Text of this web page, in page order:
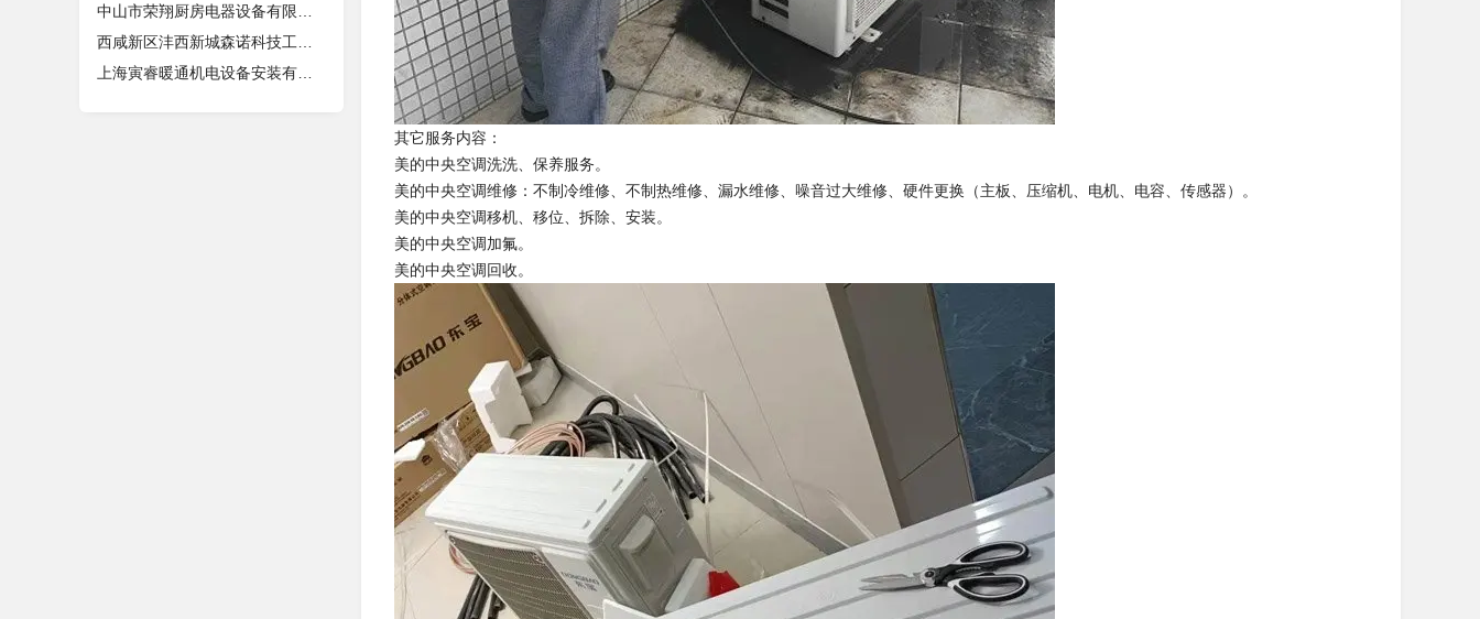
其它服务内容：
美的中央空调洗洗、保养服务。
美的中央空调维修：不制冷维修、不制热维修、漏水维修、噪音过大维修、硬件更换（主板、压缩机、电机、电容、传感器）。
美的中央空调移机、移位、拆除、安装。
美的中央空调加氟。
美的中央空调回收。